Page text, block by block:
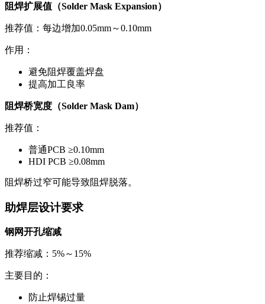
阻焊扩展值（Solder Mask Expansion）
推荐值：每边增加0.05mm～0.10mm
作用：
避免阻焊覆盖焊盘
提高加工良率
阻焊桥宽度（Solder Mask Dam）
推荐值：
普通PCB ≥0.10mm
HDI PCB ≥0.08mm
阻焊桥过窄可能导致阻焊脱落。
助焊层设计要求
钢网开孔缩减
推荐缩减：5%～15%
主要目的：
防止焊锡过量